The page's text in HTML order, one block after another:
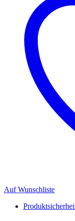
Auf Wunschliste